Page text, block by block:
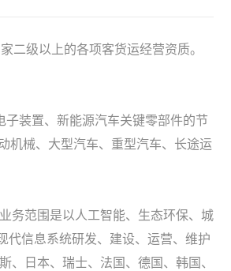
二级以上的各项客货运经营资质。
装置、新能源汽车关键零部件的节
机械、大型汽车、重型汽车、长途运
务范围是以人工智能、生态环保、城
代信息系统研发、建设、运营、维护
日本、瑞士、法国、德国、韩国、